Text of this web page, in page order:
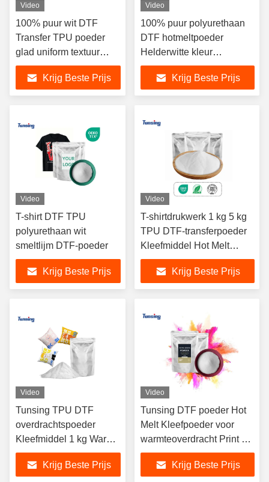
Video
100% puur wit DTF
Transfer TPU poeder
glad uniform textuur
hoog elastisch zacht
aanraken anti-kraak
langdurig textiel warm
Krijg Beste Prijs
Video
100% puur polyurethaan
DTF hotmeltpoeder
Helderwitte kleur
Superelastisch Geweldig
handgevoel Zwaar
wasbestendig voor DTF-
Krijg Beste Prijs
Video
T-shirt DTF TPU
polyurethaan wit
smeltlijm DTF-poeder
Krijg Beste Prijs
Video
T-shirtdrukwerk 1 kg 5 kg
TPU DTF-transferpoeder
Kleefmiddel Hot Melt
Poeder
Krijg Beste Prijs
Video
Tunsing TPU DTF
overdrachtspoeder
Kleefmiddel 1 kg Warm
smeltpoeder voor
textielstofKrijg Beste Prijs
Video
Tunsing DTF poeder Hot
Melt Kleefpoeder voor
warmteoverdracht Print op
T-shirts Stoffen drager
Gratis monsterKrijg Beste Prijs